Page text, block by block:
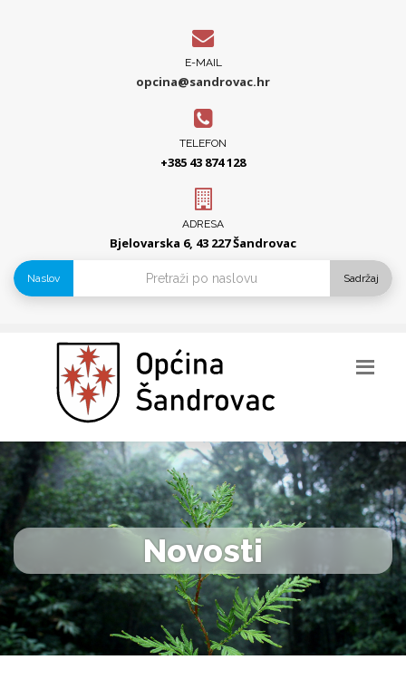
E-MAIL
opcina@sandrovac.hr
TELEFON
+385 43 874 128
ADRESA
Bjelovarska 6, 43 227 Šandrovac
Naslov Sadržaj
Novosti